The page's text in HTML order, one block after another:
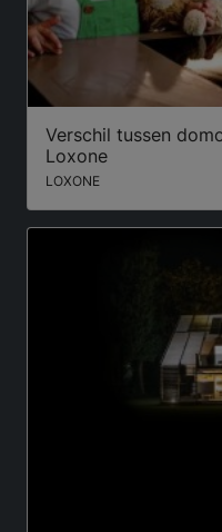
Verschil tussen
Loxone
LOXONE